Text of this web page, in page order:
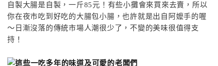
自製大腸是自製，一斤85元！有些小攤會來買來去賣，所以
你在夜市吃到好吃的大腸包小腸，也許就是出自阿嬤手的喔
～日漸沒落的傳統市場人潮很少了，不變的美味很值得支
持！